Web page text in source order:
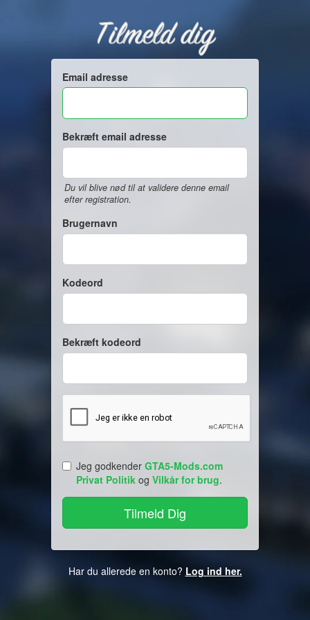
Tilmeld dig
Email adresse
Bekræft email adresse
Du vil blive nød til at validere denne email
efter registration.
Brugernavn
Kodeord
Bekræft kodeord
Jeg godkender GTA5-Mods.com
Privat Politik og Vilkår for brug.
Har du allerede en konto? Log ind her.